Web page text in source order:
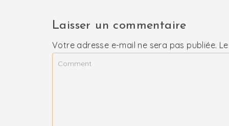
Laisser un commentaire
Votre adresse e-mail ne sera pas publiée.